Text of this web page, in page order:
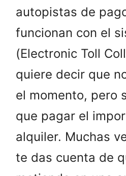
autopistas de
funcionan con el
(Electronic Toll
quiere decir que
el momento, pero
que pagar el
alquiler. Muchas
te das cuenta de